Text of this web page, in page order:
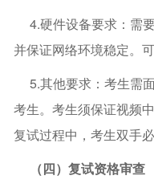
4.硬件设备要求：需
并保证网络环境稳定。
5.其他要求：考生需
考生。考生须保证视频
复试过程中，考生双手
（四）复试资格审查